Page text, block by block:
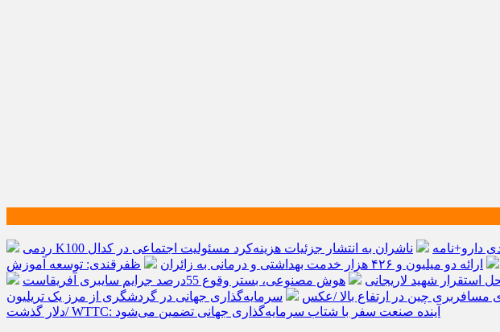
دارو+نامه
ناشران به انتشار جزئیات هزینه‌کرد مسئولیت اجتماعی در کدال
ارائه دو میلیون و ۴۲۶ هزار خدمت بهداشتی و درمانی به زائران
ظفرقندی: توسعه آموزش
استقرار شهید لاریجانی
هوش مصنوعی، بستر وقوع 55درصد جرایم سایبری آفریقاست
مسافربری چین در ارتفاع بالا /عکس
سرمایه‌گذاری جهانی در گردشگری از مرز یک تریلیون
دلار گذشت/ WTTC: آینده صنعت سفر با شتاب سرمایه‌گذاری جهانی تضمین می‌شود